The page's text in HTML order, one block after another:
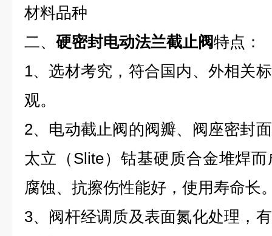
材料品种
二、 硬密封电动法兰截止阀特点：
1、选材考究，符合国内、外相关
观。
2、电动截止阀的阀瓣、阀座密封
太立（Slite）钴基硬质合金堆焊
腐蚀、抗擦伤性能好，使用寿命长
3、阀杆经调质及表面氮化处理，